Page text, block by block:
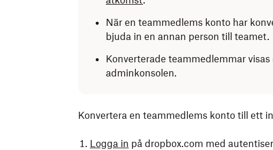
När en teammedlems konto har
bjuda in en annan person till teamet.
Konverterade teammedlemmar visas
adminkonsolen.
Konvertera en teammedlems konto till ett
Logga in på dropbox.com med